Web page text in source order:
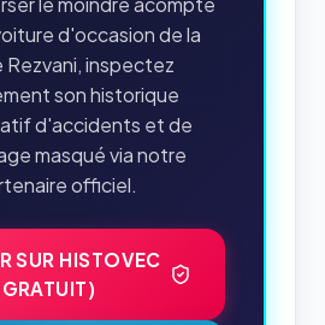
d'occasion de la
Rezvani, inspectez
son historique
d'accidents et de
masqué via notre
officiel.
SUR HISTOVEC